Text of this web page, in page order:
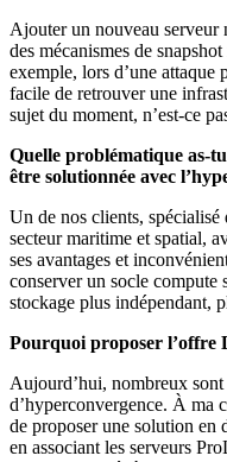
Ajouter un nouveau serveur
des mécanismes de
exemple, lors d’une
facile de retrouver une
sujet du moment, n’est-ce
Quelle problématique as-
être solutionnée avec
Un de nos clients, spécialisé
secteur maritime et spatial,
ses avantages et
conserver un socle compute
stockage plus indépendant,
Pourquoi proposer l’offre
Aujourd’hui, nombreux
d’hyperconvergence. À ma
de proposer une solution en
en associant les serveurs